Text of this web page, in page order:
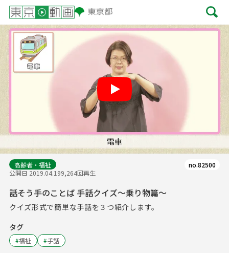
Play
高齢者・福祉
公開日 2019.04.199,264回再生
no.82500
話そう手のことば 手話クイズ～乗り物篇～
クイズ形式で簡単な手話を３つ紹介します。
タグ
#福祉 #手話